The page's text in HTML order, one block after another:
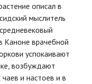
описал в
мыслитель
Каноне врачебной
успокаивают
возбуждают
и настоев и в